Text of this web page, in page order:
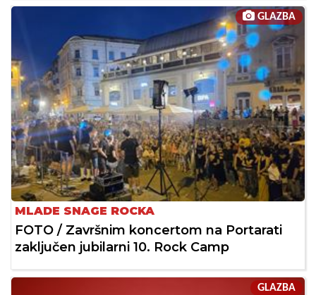
GLAZBA
MLADE SNAGE ROCKA
FOTO / Završnim koncertom na Portarati
zaključen jubilarni 10. Rock Camp
GLAZBA